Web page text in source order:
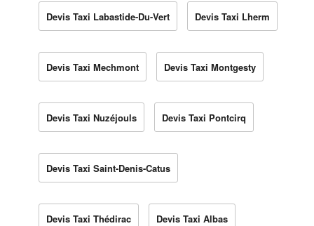
Devis Taxi Labastide-Du-Vert Devis Taxi Lherm
Devis Taxi Mechmont Devis Taxi Montgesty
Devis Taxi Nuzéjouls Devis Taxi Pontcirq
Devis Taxi Saint-Denis-Catus
Devis Taxi Thédirac Devis Taxi Albas